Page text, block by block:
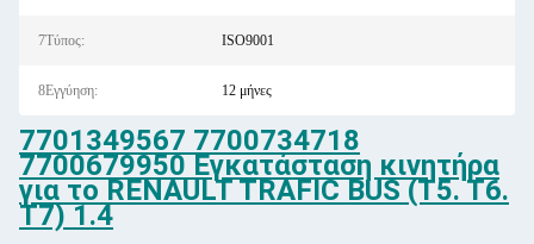
7Τύπος: ISO9001
8Εγγύηση: 12 μήνες
7701349567 7700734718
7700679950 Εγκατάσταση κινητήρα
για το RENAULT TRAFIC BUS (T5. T6.
T7) 1.4